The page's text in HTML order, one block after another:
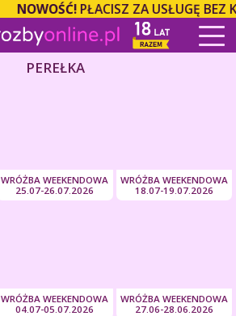
NOWOŚĆ!PŁACISZ ZA USŁUGĘ BEZ
PEREŁKA
WRÓŻBA WEEKENDOWA
25.07-26.07.2026
WRÓŻBA WEEKENDOWA
18.07-19.07.2026
WRÓŻBA WEEKENDOWA
04.07-05.07.2026
WRÓŻBA WEEKENDOWA
27.06-28.06.2026